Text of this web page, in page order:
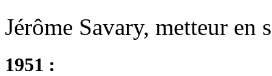
Jérôme Savary, metteur en
1951 :